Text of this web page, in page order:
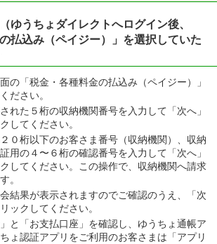
ゆうちょダイレクトへログイン後、
払込み（ペイジー）」を選択していた
の「税金・各種料金の払込み（ペイジー）」
ださい。
れた５桁の収納機関番号を入力して「次へ」
してください。
０桁以下のお客さま番号（収納機関）、収納
用の４〜６桁の確認番号を入力して「次へ」
してください。この操作で、収納機関へ請求
。
結果が表示されますのでご確認のうえ、「次
ックしてください。
」と「お支払口座」を確認し、ゆうちょ通帳ア
ょ認証アプリをご利用のお客さまは「アプリ